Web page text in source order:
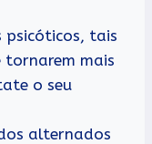
psicóticos, tais
tornarem mais
o seu
alternados